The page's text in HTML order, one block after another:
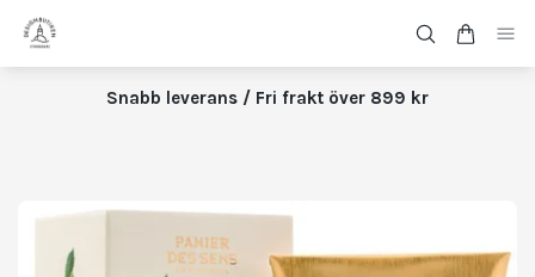
Snabb leverans / Fri frakt över 899 kr